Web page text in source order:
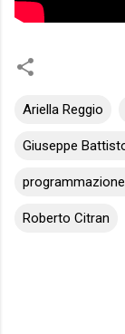
Ariella Reggio
Giuseppe
Roberto Citran